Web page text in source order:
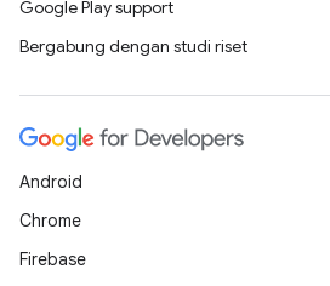
Google Play support
Bergabung dengan studi riset
Android
Chrome
Firebase